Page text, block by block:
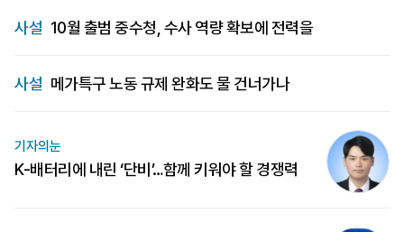
사설 10월 출범 중수청, 수사 역량 확보에 전력을
사설 메가특구 노동 규제 완화도 물 건너가나
기자의눈
K-배터리에 내린 ‘단비’…함께 키워야 할 경쟁력